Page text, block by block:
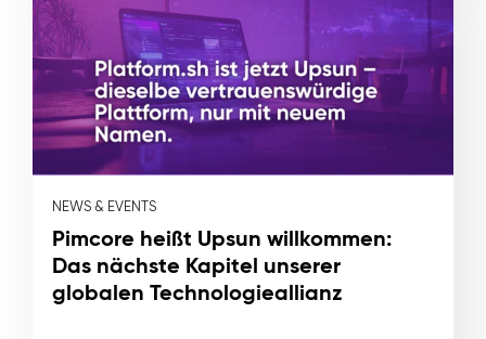
NEWS & EVENTS
Pimcore heißt Upsun willkommen:
Das nächste Kapitel unserer
globalen Technologieallianz